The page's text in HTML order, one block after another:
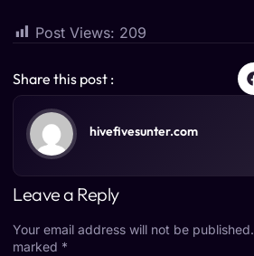
Post Views: 209
Share this post :
hivefivesunter.com
Leave a Reply
Your email address will not be published.
marked *